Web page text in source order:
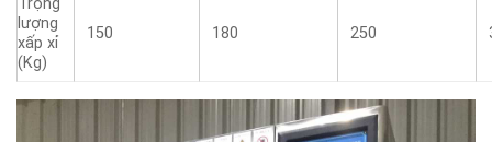
lượng
xấp xỉ
(Kg)
150 180 250